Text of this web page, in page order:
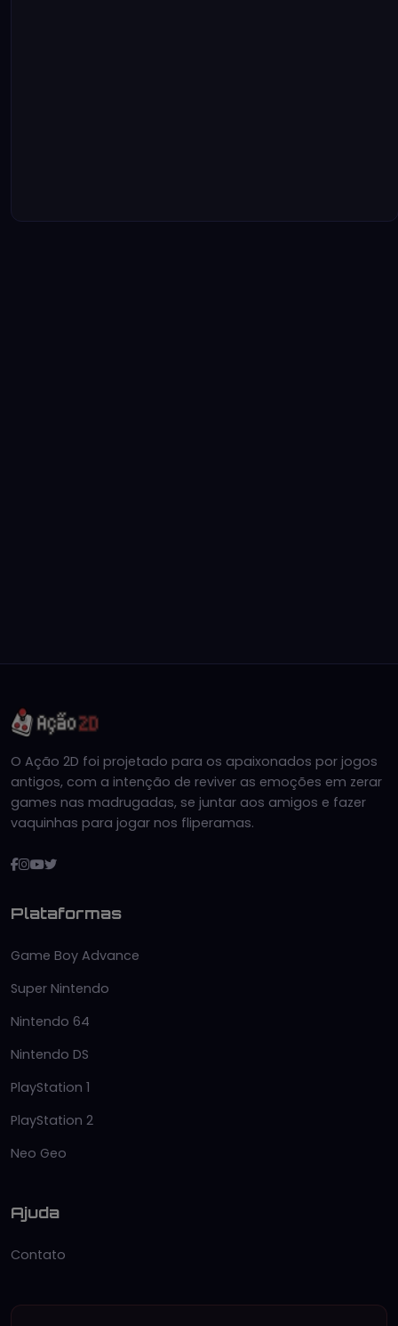
O Ação 2D foi projetado para os apaixonados por jogos
antigos, com a intenção de reviver as emoções em zerar
games nas madrugadas, se juntar aos amigos e fazer
vaquinhas para jogar nos fliperamas.
Plataformas
Game Boy Advance
Super Nintendo
Nintendo 64
Nintendo DS
PlayStation 1
PlayStation 2
Neo Geo
Ajuda
Contato